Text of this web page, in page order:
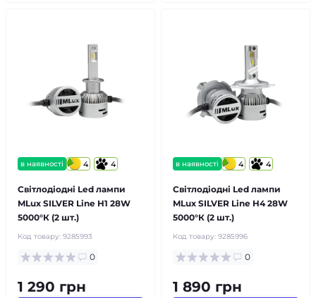
в наявності 4 4
Світлодіодні Led лампи
MLux SILVER Line H1 28W
5000°К (2 шт.)
Код товару: 9285993
0
1 290 грн
в наявності 4 4
Світлодіодні Led лампи
MLux SILVER Line H4 28W
5000°К (2 шт.)
Код товару: 9285996
0
1 890 грн